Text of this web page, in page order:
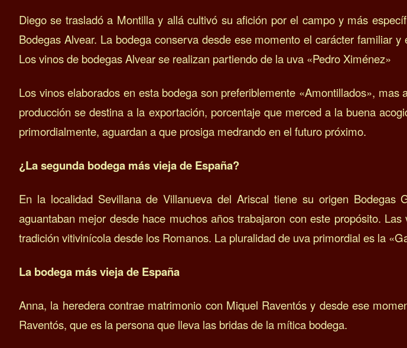
Diego se trasladó a Montilla y allá cultivó su afición por el campo y más
Bodegas Alvear. La bodega conserva desde ese momento el carácter familiar
Los vinos de bodegas Alvear se realizan partiendo de la uva «Pedro Ximénez»
Los vinos elaborados en esta bodega son preferiblemente «Amontillados», mas
producción se destina a la exportación, porcentaje que merced a la buena
primordialmente, aguardan a que prosiga medrando en el futuro próximo.
¿La segunda bodega más vieja de España?
En la localidad Sevillana de Villanueva del Ariscal tiene su origen Bodegas
aguantaban mejor desde hace muchos años trabajaron con este propósito. Las
tradición vitivinícola desde los Romanos. La pluralidad de uva primordial es la
La bodega más vieja de España
Anna, la heredera contrae matrimonio con Miquel Raventós y desde ese
Raventós, que es la persona que lleva las bridas de la mítica bodega.